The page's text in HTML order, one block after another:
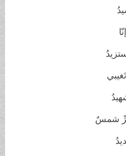
شمسٌ